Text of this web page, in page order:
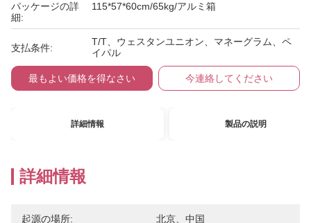
パッケージの詳
細:
115*57*60cm/65kg/アルミ箱
支払条件:
T/T、ウェスタンユニオン、マネーグラム、ペ
イパル
最もよい価格を得なさい 今連絡してください
詳細情報 製品の説明
詳細情報
起源の場所: 北京、中国